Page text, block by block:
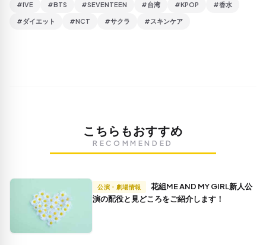
#IVE #BTS #SEVENTEEN #台湾 #KPOP #香水
#ダイエット #NCT #サクラ #スキンケア
こちらもおすすめ
RECOMMENDED
公演・劇場情報
演の配役と見どころをご紹介します！